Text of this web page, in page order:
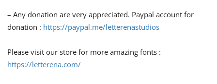
– Any donation are very appreciated. Paypal account for
donation : https://paypal.me/letterenastudios
Please visit our store for more amazing fonts :
https://letterena.com/